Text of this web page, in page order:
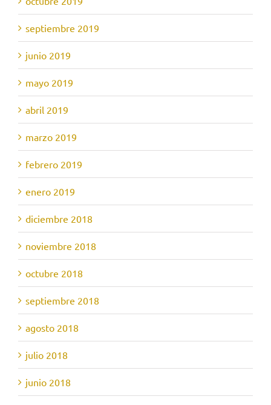
septiembre 2019
junio 2019
mayo 2019
abril 2019
marzo 2019
febrero 2019
enero 2019
diciembre 2018
noviembre 2018
octubre 2018
septiembre 2018
agosto 2018
julio 2018
junio 2018